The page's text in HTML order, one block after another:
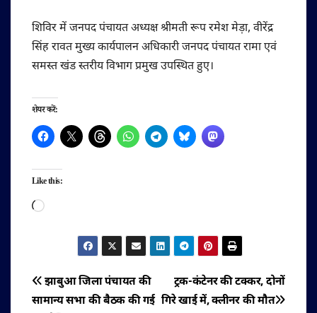
शिविर में जनपद पंचायत अध्यक्ष श्रीमती रूप रमेश मेड़ा, वीरेंद्र
सिंह रावत मुख्य कार्यपालन अधिकारी जनपद पंचायत रामा एवं
समस्त खंड स्तरीय विभाग प्रमुख उपस्थित हुए।
शेयर करें:
Like this:
Loading…
पोस्ट
ट्रक-कंटेनर की टक्कर, दोनों
गिरे खाई में, क्लीनर की मौत
झाबुआ जिला पंचायत की
सामान्य सभा की बैठक की गई